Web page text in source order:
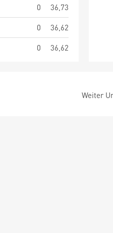
0
36,73
0
36,62
0 36,62
Weiter